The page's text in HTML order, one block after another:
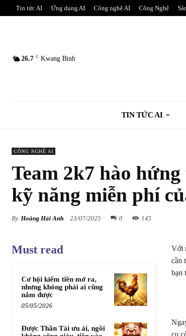
Tin tức AI Ứng dụng AI Công nghệ AI Công Nghệ
26.7 C Kwang Binh
TIN TỨC AI
CÔNG NGHỆ AI
Team 2k7 hào
kỹ năng miễn phí
By Hoàng Hải Anh 23/07/2025 0 145
Must read
Cơ hội kiếm tiền mở ra,
nhưng không phải ai cũng
nắm được
05/05/2026
Được Thần Tài ưu ái, ngồi
Với
cần
bạn